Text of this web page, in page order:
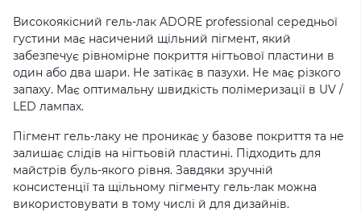
Високоякісний гель-лак ADORE professional середньої
густини має насичений щільний пігмент, який
забезпечує рівномірне покриття нігтьової пластини в
один або два шари. Не затікає в пазухи. Не має різкого
запаху. Має оптимальну швидкість полімеризації в UV /
LED лампах.
Пігмент гель-лаку не проникає у базове покриття та не
залишає слідів на нігтьовій пластині. Підходить для
майстрів буль-якого рівня. Завдяки зручній
консистенції та щільному пігменту гель-лак можна
використовувати в тому числі й для дизайнів.